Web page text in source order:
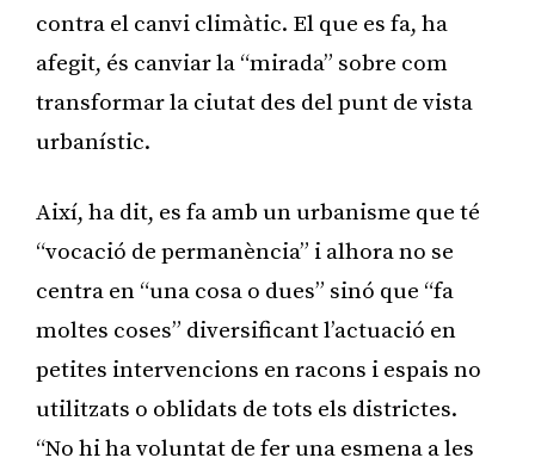
contra el canvi climàtic. El que es fa, ha
afegit, és canviar la “mirada” sobre com
transformar la ciutat des del punt de vista
urbanístic.
Així, ha dit, es fa amb un urbanisme que té
“vocació de permanència” i alhora no se
centra en “una cosa o dues” sinó que “fa
moltes coses” diversificant l’actuació en
petites intervencions en racons i espais no
utilitzats o oblidats de tots els districtes.
“No hi ha voluntat de fer una esmena a les